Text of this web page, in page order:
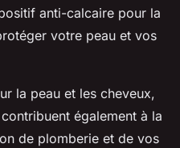
anti-calcaire pour la
votre peau et vos
la peau et les cheveux,
également à la
de plomberie et de vos